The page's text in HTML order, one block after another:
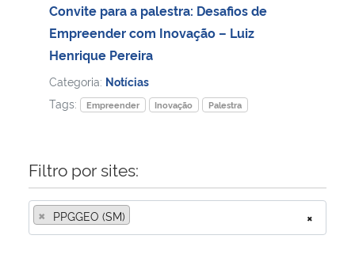
Convite para a palestra: Desafios de
Empreender com Inovação – Luiz
Henrique Pereira
Categoria: Notícias
Tags:
Empreender Inovação Palestra
Filtro por sites:
×
× PPGGEO (SM)